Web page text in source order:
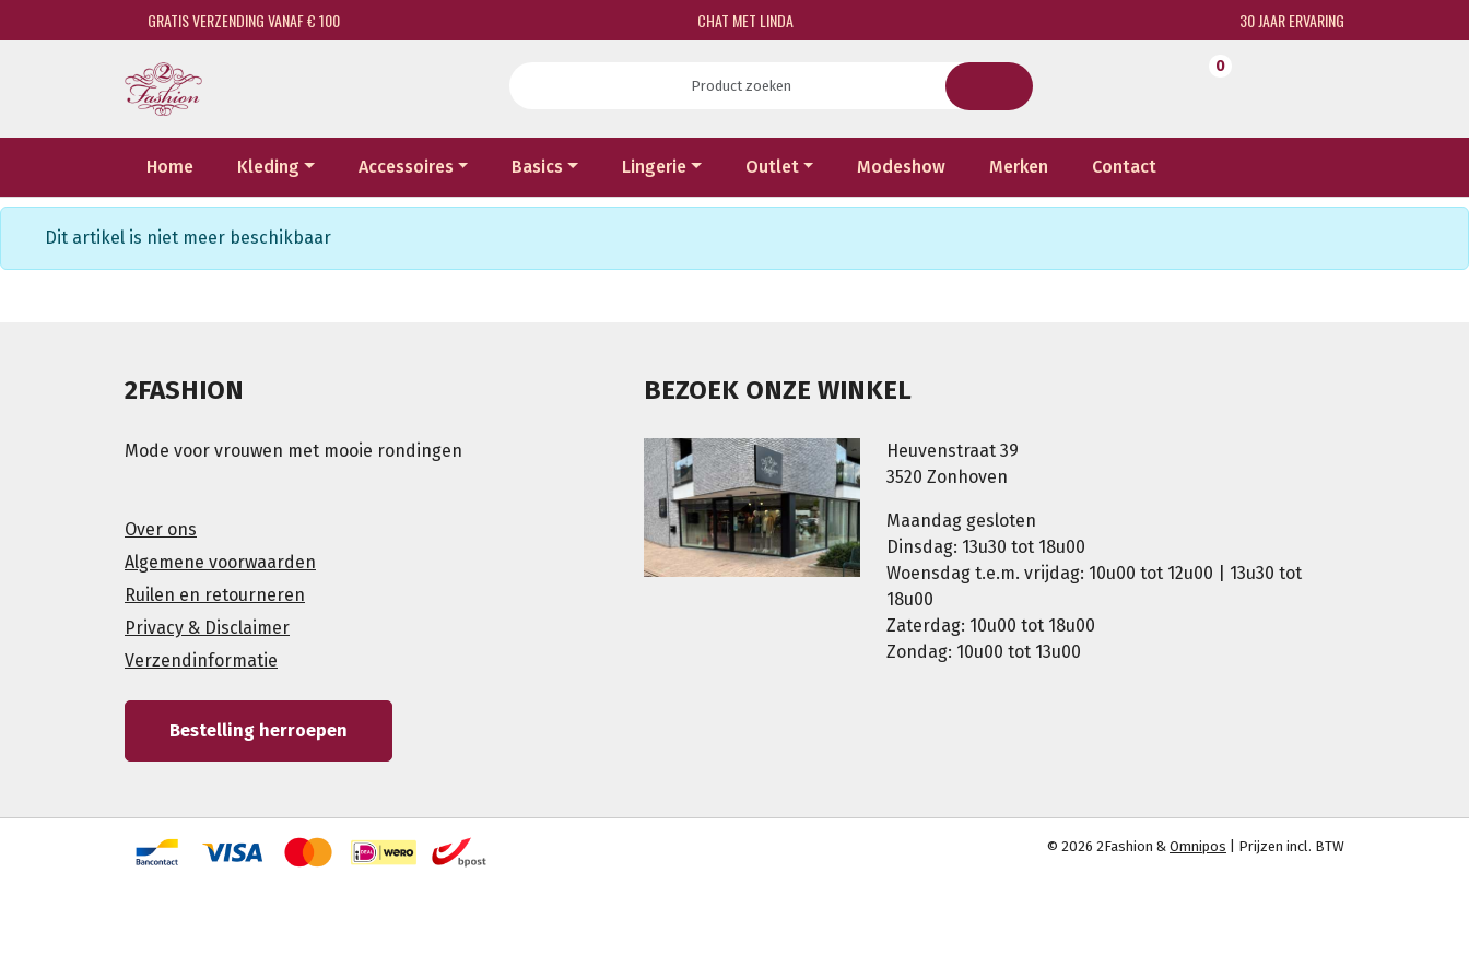
GRATIS VERZENDING VANAF € 100 CHAT MET LINDA 30 JAAR ERVARING
0
Home Kleding Accessoires Basics Lingerie Outlet Modeshow Merken Contact
Dit artikel is niet meer beschikbaar
2FASHION
Mode voor vrouwen met mooie rondingen
Over ons
Algemene voorwaarden
Ruilen en retourneren
Privacy & Disclaimer
Verzendinformatie
Bestelling herroepen
BEZOEK ONZE WINKEL
Heuvenstraat 39
3520 Zonhoven
Maandag gesloten
Dinsdag: 13u30 tot 18u00
Woensdag t.e.m. vrijdag: 10u00 tot 12u00 | 13u30 tot
18u00
Zaterdag: 10u00 tot 18u00
Zondag: 10u00 tot 13u00
© 2026 2Fashion & Omnipos | Prijzen incl. BTW